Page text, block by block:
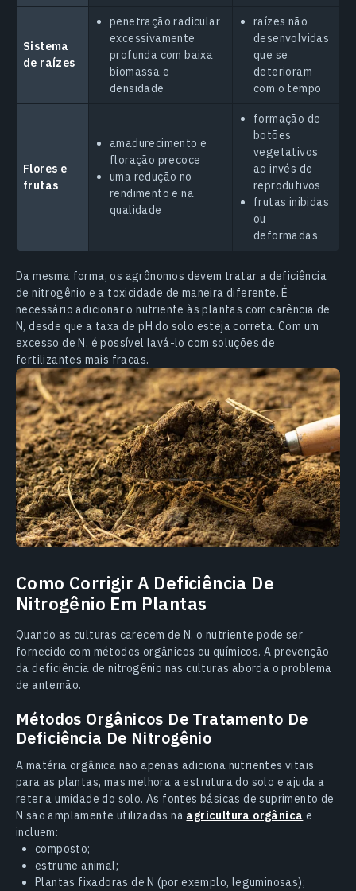
Sistema
de raízes
penetração radicular
excessivamente
profunda com baixa
biomassa e
densidade
raízes não
desenvolvidas
que se
deterioram
com o tempo
Flores e
frutas
amadurecimento e
floração precoce
uma redução no
rendimento e na
qualidade
formação de
botões
vegetativos
ao invés de
reprodutivos
frutas inibidas
ou
deformadas
Da mesma forma, os agrônomos devem tratar a deficiência
de nitrogênio e a toxicidade de maneira diferente. É
necessário adicionar o nutriente às plantas com carência de
N, desde que a taxa de pH do solo esteja correta. Com um
excesso de N, é possível lavá-lo com soluções de
fertilizantes mais fracas.
Como Corrigir A Deficiência De
Nitrogênio Em Plantas
Quando as culturas carecem de N, o nutriente pode ser
fornecido com métodos orgânicos ou químicos. A prevenção
da deficiência de nitrogênio nas culturas aborda o problema
de antemão.
Métodos Orgânicos De Tratamento De
Deficiência De Nitrogênio
A matéria orgânica não apenas adiciona nutrientes vitais
para as plantas, mas melhora a estrutura do solo e ajuda a
reter a umidade do solo. As fontes básicas de suprimento de
N são amplamente utilizadas na agricultura orgânica e
incluem:
composto;
estrume animal;
Plantas fixadoras de N (por exemplo, leguminosas);